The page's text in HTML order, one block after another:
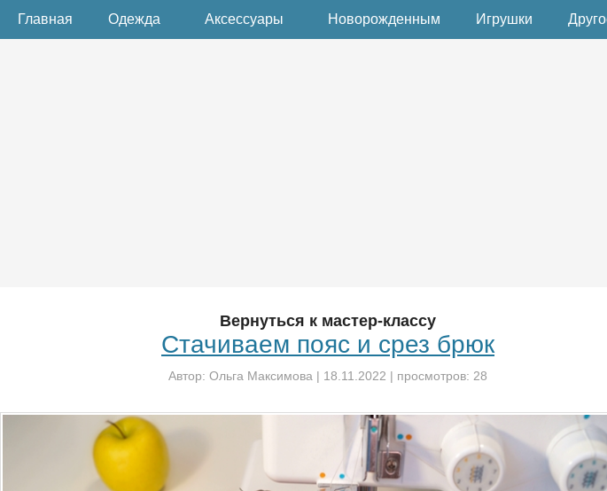
Главная Одежда Аксессуары Новорожденным Игрушки
Вернуться к мастер-классу
Стачиваем пояс и срез брюк
Автор: Ольга Максимова | 18.11.2022 | просмотров: 28